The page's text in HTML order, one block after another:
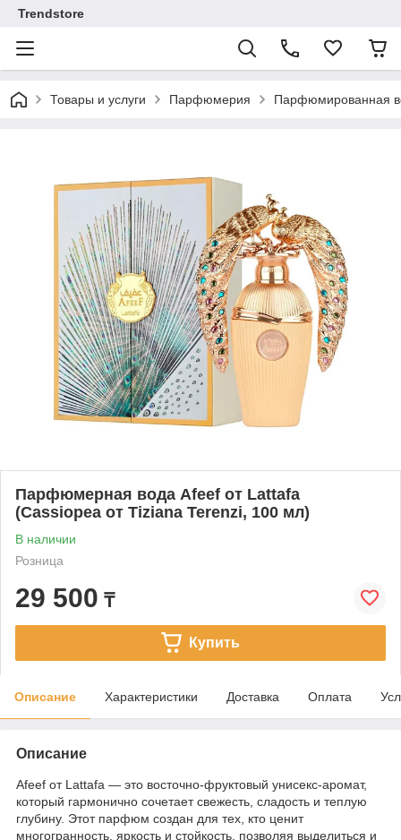
Trendstore
Товары и услуги Парфюмерия Парфюмированная
Парфюмерная вода Afeef от Lattafa
(Cassiopea от Tiziana Terenzi, 100 мл)
В наличии
Розница
29 500 ₸
Купить
Описание Характеристики Доставка Оплата
Описание
Afeef от Lattafa — это восточно-фруктовый унисекс-аромат,
который гармонично сочетает свежесть, сладость и теплую
глубину. Этот парфюм создан для тех, кто ценит
многогранность, яркость и стойкость, позволяя выделиться и